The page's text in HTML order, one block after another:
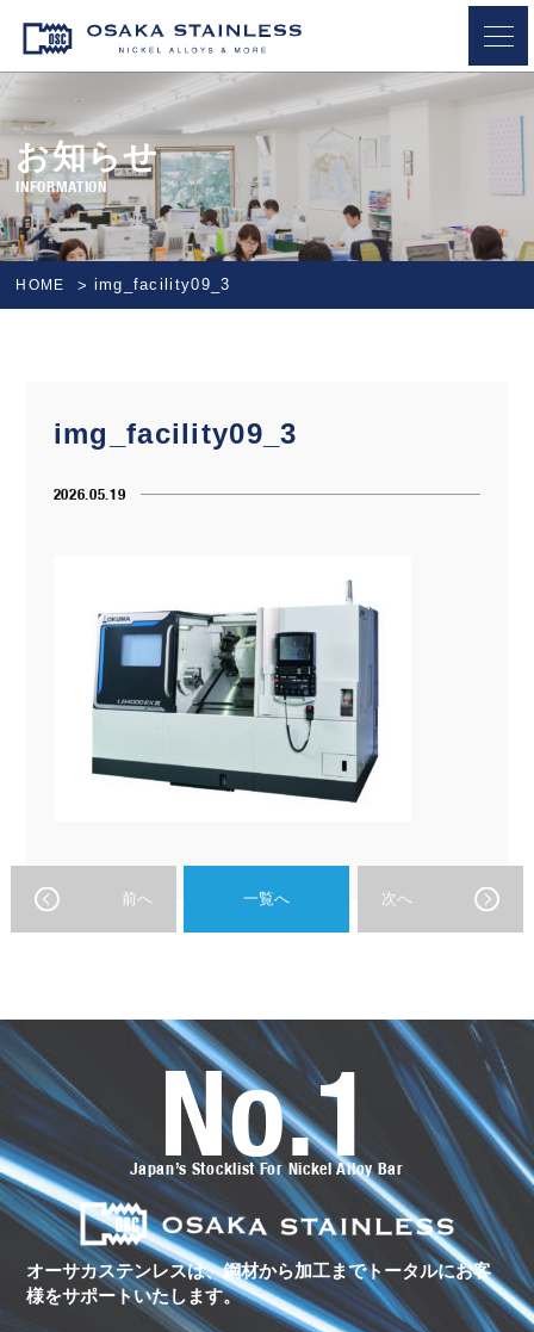
OSAKA STAINLESS
お知らせ
INFORMATION
HOME img_facility09_3
img_facility09_3
2026.05.19
前へ 一覧へ 次へ
オ
カ
ス
テ
ン
レ
ス
の
ト
ー
タ
No.1
Japan’s Stocklist For Nickel Alloy Bar
オーサカステンレスは、鋼材から加工までトータルにお客
様をサポートいたします。